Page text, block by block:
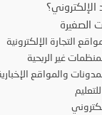
الإلكتروني؟